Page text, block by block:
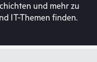
ist aktuell
und mehr zu
IT-Themen finden.